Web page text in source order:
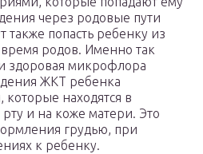
через родовые пути
также попасть ребенку из
время родов. Именно так
здоровая микрофлора
ЖКТ ребенка
которые находятся в
и на коже матери. Это
грудью, при
к ребенку.